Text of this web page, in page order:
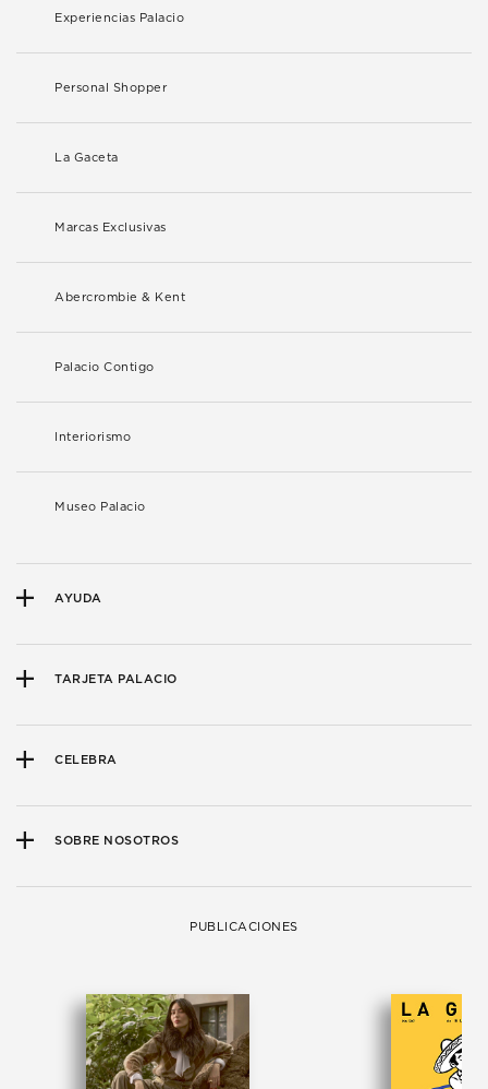
Experiencias Palacio
Personal Shopper
La Gaceta
Marcas Exclusivas
Abercrombie & Kent
Palacio Contigo
Interiorismo
Museo Palacio
AYUDA
TARJETA PALACIO
CELEBRA
SOBRE NOSOTROS
PUBLICACIONES